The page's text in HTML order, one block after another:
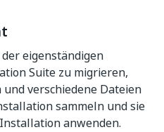
eigenständigen
Suite zu migrieren,
verschiedene Dateien
sammeln und sie
anwenden.